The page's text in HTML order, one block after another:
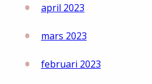
april 2023
mars 2023
februari 2023